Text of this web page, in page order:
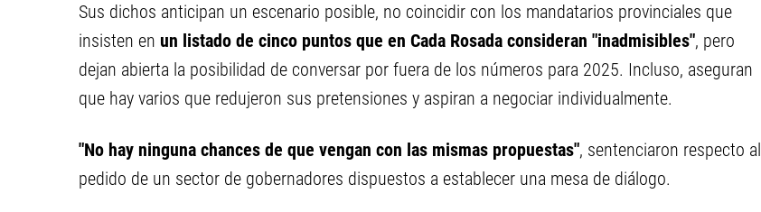
Sus dichos anticipan un escenario posible, no coincidir con los mandatarios provinciales que
insisten en un listado de cinco puntos que en Cada Rosada consideran "inadmisibles", pero
dejan abierta la posibilidad de conversar por fuera de los números para 2025. Incluso, aseguran
que hay varios que redujeron sus pretensiones y aspiran a negociar individualmente.
"No hay ninguna chances de que vengan con las mismas propuestas", sentenciaron respecto al
pedido de un sector de gobernadores dispuestos a establecer una mesa de diálogo.